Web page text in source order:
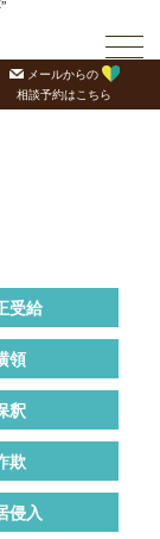
メールからの
相談予約はこちら
受給
領
釈
欺
侵入